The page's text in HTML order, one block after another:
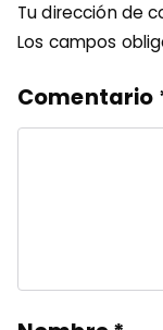
Tu dirección de
Los campos
Comentario